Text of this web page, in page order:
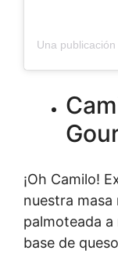
¡Oh Camilo!
nuestra
palmoteada a
base de